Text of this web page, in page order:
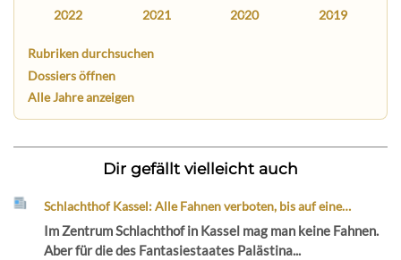
2022 2021 2020 2019
Rubriken durchsuchen
Dossiers öffnen
Alle Jahre anzeigen
Dir gefällt vielleicht auch
Schlachthof Kassel: Alle Fahnen verboten, bis auf eine…
Im Zentrum Schlachthof in Kassel mag man keine Fahnen.
Aber für die des Fantasiestaates Palästina...